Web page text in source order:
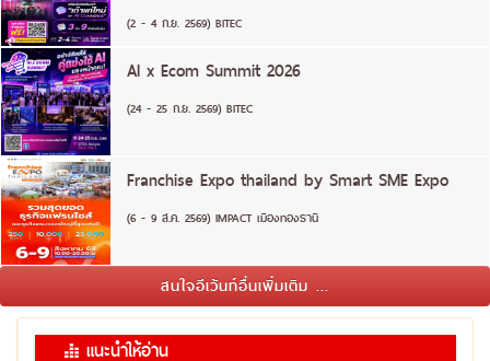
(2 - 4 ก.ย. 2569) BITEC
AI x Ecom Summit 2026
(24 - 25 ก.ย. 2569) BITEC
Franchise Expo thailand by Smart SME Expo
(6 - 9 ส.ค. 2569) IMPACT เมืองทองธานี
สนใจอีเว้นท์อื่นเพิ่มเติม ...
แนะนำให้อ่าน